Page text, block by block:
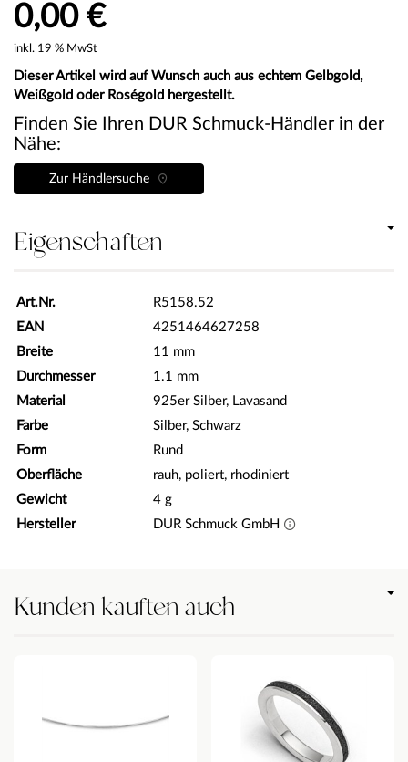
0,00 €
inkl. 19 % MwSt
Dieser Artikel wird auf Wunsch auch aus echtem Gelbgold,
Weißgold oder Roségold hergestellt.
Finden Sie Ihren DUR Schmuck-Händler in der
Nähe:
Zur Händlersuche
Eigenschaften
Art.Nr.
R5158.52
EAN
4251464627258
Breite
11 mm
Durchmesser
1.1 mm
Material
925er Silber, Lavasand
Farbe
Silber, Schwarz
Form
Rund
Oberfläche
rauh, poliert, rhodiniert
Gewicht
4 g
Hersteller
DUR Schmuck GmbH
Kunden kauften auch